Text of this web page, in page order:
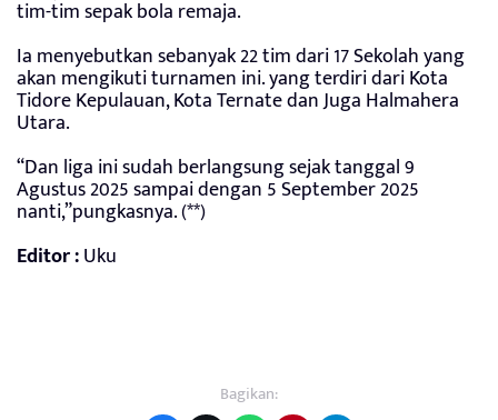
tim-tim sepak bola remaja.
Ia menyebutkan sebanyak 22 tim dari 17 Sekolah yang
akan mengikuti turnamen ini. yang terdiri dari Kota
Tidore Kepulauan, Kota Ternate dan Juga Halmahera
Utara.
“Dan liga ini sudah berlangsung sejak tanggal 9
Agustus 2025 sampai dengan 5 September 2025
nanti,”pungkasnya. (**)
Editor :Uku
Bagikan: